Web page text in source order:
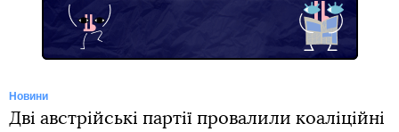
Новини
Дві австрійські партії провалили коаліційні